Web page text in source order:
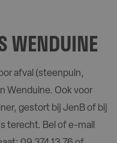
WENDUINE
afval (steenpuin,
Wenduine. Ook voor
gestort bij JenB of bij
terecht. Bel of e-mail